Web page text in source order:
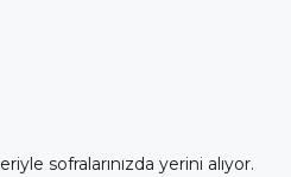
sofralarınızda yerini alıyor.